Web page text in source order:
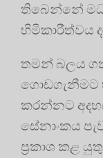
තිබෙන්නේ
හිමිකාරීත්වය
තමන් බලය
ගොඩගැනීමට
කරන්නට
සේනාංකය
ප්‍රකාශ කළ